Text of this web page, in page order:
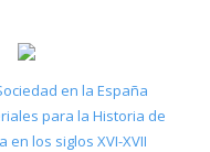
en la España
para la Historia de
en los siglos XVI-XVII